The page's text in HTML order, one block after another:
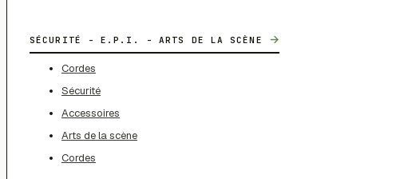
SÉCURITÉ - E.P.I. - ARTS DE LA SCÈNE →
Cordes
Sécurité
Accessoires
Arts de la scène
Cordes